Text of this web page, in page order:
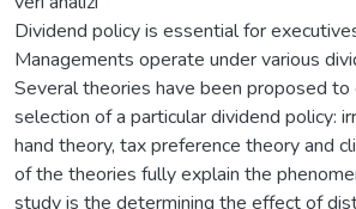
Dividend policy is essential for
Managements operate under various
Several theories have been proposed to
selection of a particular dividend policy:
hand theory, tax preference theory and
of the theories fully explain the
study is the determining the effect of